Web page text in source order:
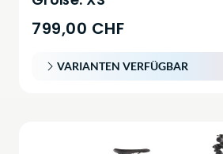
799,00 CHF
VARIANTEN VERFÜGBAR